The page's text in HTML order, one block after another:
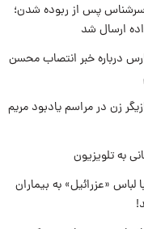
به درد نخور استقلال با
اروپا این تیم را ترک کرد!
کمتر دیده‌شده از شهیدان
و باقری؛ فرماندهان
پس از ربوده شدن؛
ارسال شد
درباره خبر انتصاب محسن
زن در مراسم یادبود مریم
به تلویزیون
«عزرائیل» به بیماران